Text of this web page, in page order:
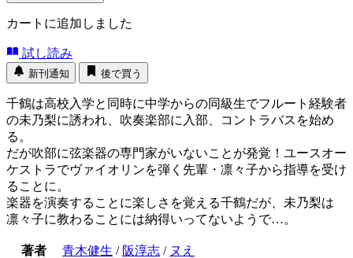
カートに追加しました
試し読み
新刊通知 後で買う
千鶴は高校入学と同時に中学からの同級生でフルート経験者
の未乃梨に誘われ、吹奏楽部に入部、コントラバスを始め
る。
だが吹部に弦楽器の専門家がいないことが発覚！ユースオー
ケストラでヴァイオリンを弾く先輩・凛々子から指導を受け
ることに。
楽器を演奏することに楽しさを覚える千鶴だが、未乃梨は
凛々子に教わることには納得いってないようで…。
著者 青木健生 / 阪淳志 / ヌえ